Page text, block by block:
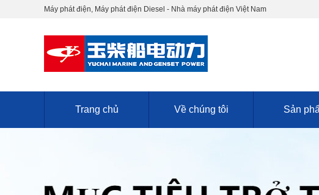
Máy phát điện, Máy phát điện Diesel - Nhà máy phát điện Việt Nam
Trang chủ Về chúng tôi Sản